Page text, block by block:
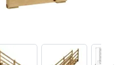
imageView larger imageView larger image